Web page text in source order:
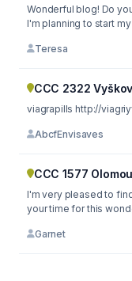
Wonderful blog! Do
I'm planning to start
Teresa
CCC 2322
AbcfEnvisaves
CCC 1577
I'm very pleased to find this great
your time for this
Garnet